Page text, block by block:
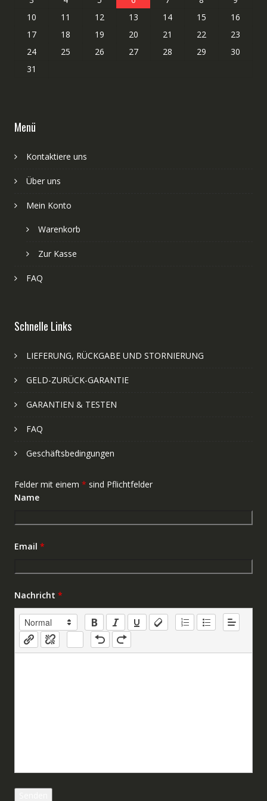
10
11 12 13 14 15
16
17
18 19 20 21 22
23
24
25 26 27 28 29
30
31
Menü
Kontaktiere uns
Über uns
Mein Konto
Warenkorb
Zur Kasse
FAQ
Schnelle Links
LIEFERUNG, RÜCKGABE UND STORNIERUNG
GELD-ZURÜCK-GARANTIE
GARANTIEN & TESTEN
FAQ
Geschäftsbedingungen
Felder mit einem * sind Pflichtfelder
Name
Email *
Nachricht *